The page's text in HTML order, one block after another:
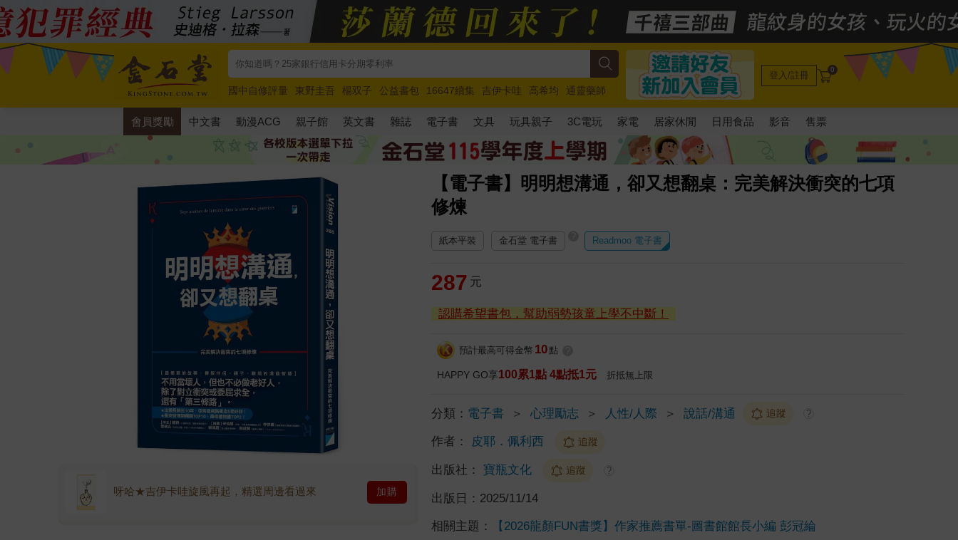
國中自修評量 東野圭吾 楊双子 公益書包 16647續集 吉伊卡哇 高希均
通靈藥師
唯紅花綻放
奧德賽 路邊攤新作 馬斯克 玩具總動員5 超慢跑
登入/註冊 0
會員獎勵 中文書 動漫ACG 親子館 英文書 雜誌 電子書 文具 玩具親子 3C電玩 家電 居家休閒 日用食品 影音 售票
【電子書】明明想溝通，卻又想翻桌：完美解決衝突的七項
修煉
呀哈★吉伊卡哇旋風再起，精選周邊看過來 加購
紙本平裝 金石堂 電子書 Readmoo 電子書
287 元
認購希望書包，幫助弱勢孩童上學不中斷！
預計最高可得金幣 10 點
HAPPY GO享100累1點 4點抵1元 折抵無上限
分類： 電子書 ＞ 心理勵志 ＞ 人性/人際 ＞ 說話/溝通 追蹤 ?
作者： 皮耶．佩利西 追蹤
出版社： 寶瓶文化 追蹤 ?
出版日： 2025/11/14
相關主題： 【2026龍顏FUN書獎】作家推薦書單-圖書館館長小編 彭冠綸